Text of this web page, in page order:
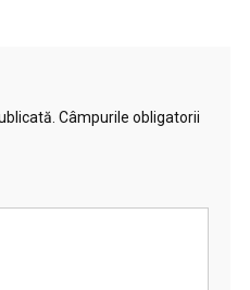
Câmpurile obligatorii